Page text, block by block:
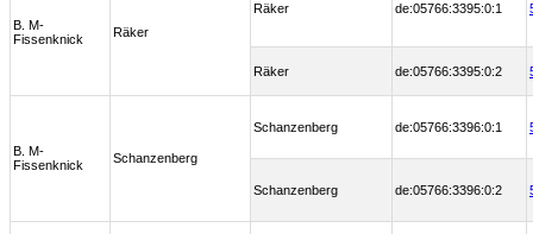
B. M-
Fissenknick
Räker
Räker de:05766:3395:0:1
Räker de:05766:3395:0:2
B. M-
Fissenknick
Schanzenberg
Schanzenberg de:05766:3396:0:1
Schanzenberg de:05766:3396:0:2